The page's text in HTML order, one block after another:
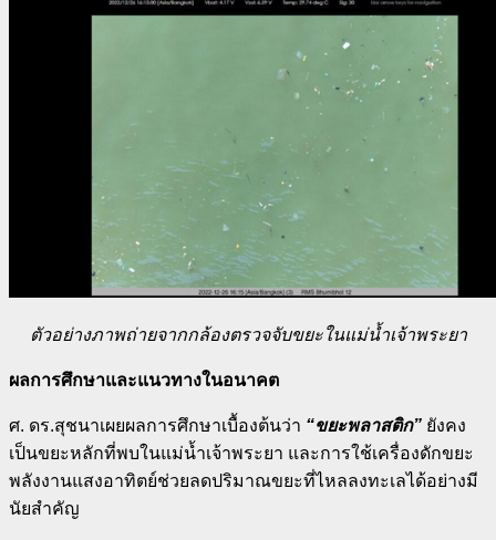
ตัวอย่างภาพถ่ายจากกล้องตรวจจับขยะในแม่น้ำเจ้าพระยา
ผลการศึกษาและแนวทางในอนาคต
ศ. ดร.สุชนาเผยผลการศึกษาเบื้องต้นว่า “ขยะพลาสติก” ยังคง
เป็นขยะหลักที่พบในแม่น้ำเจ้าพระยา และการใช้เครื่องดักขยะ
พลังงานแสงอาทิตย์ช่วยลดปริมาณขยะที่ไหลลงทะเลได้อย่างมี
นัยสำคัญ